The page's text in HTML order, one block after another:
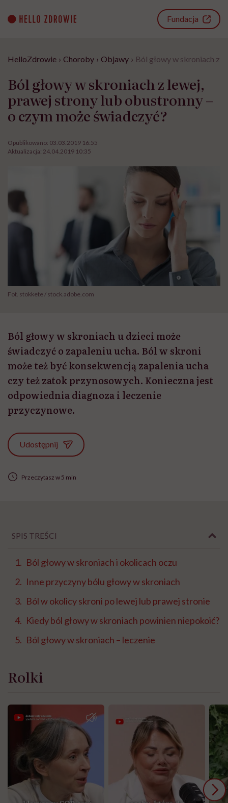
content
Fundacja
HelloZdrowie › Choroby › Objawy › Ból głowy w skroniach z
Ból głowy w skroniach z lewej,
prawej strony lub obustronny –
o czym może świadczyć?
Opublikowano: 03.03.2019 16:55
Aktualizacja: 24.04.2019 10:35
Fot. stokkete / stock.adobe.com
Ból głowy w skroniach u dzieci może
świadczyć o zapaleniu ucha. Ból w skroni
może też być konsekwencją zapalenia ucha
czy też zatok przynosowych. Konieczna jest
odpowiednia diagnoza i leczenie
przyczynowe.
Udostępnij
Przeczytasz w 5 min
SPIS TREŚCI
Ból głowy w skroniach i okolicach oczu
Inne przyczyny bólu głowy w skroniach
Ból w okolicy skroni po lewej lub prawej stronie
Kiedy ból głowy w skroniach powinien niepokoić?
Ból głowy w skroniach – leczenie
Rolki